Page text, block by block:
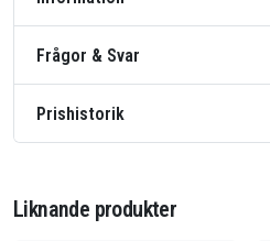
Frågor & Svar
Prishistorik
Liknande produkter